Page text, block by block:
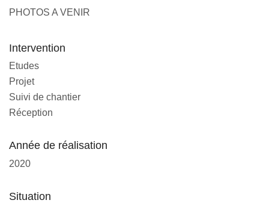
PHOTOS A VENIR
Intervention
Etudes
Projet
Suivi de chantier
Réception
Année de réalisation
2020
Situation